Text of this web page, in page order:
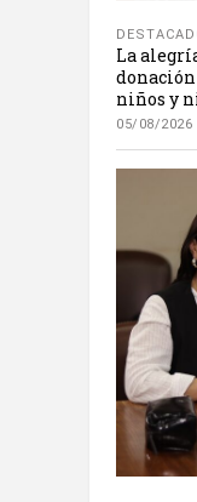
La
niños y
05/08/2026